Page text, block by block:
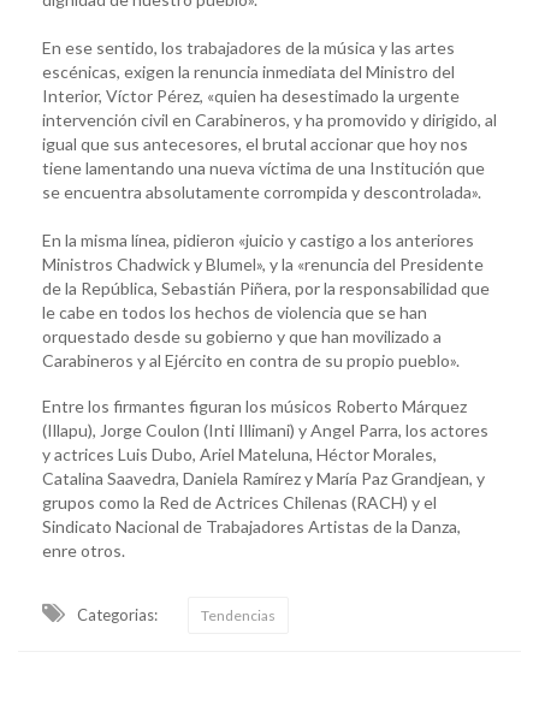
En ese sentido, los trabajadores de la música y las artes
escénicas, exigen la renuncia inmediata del Ministro del
Interior, Víctor Pérez, «quien ha desestimado la urgente
intervención civil en Carabineros, y ha promovido y dirigido, al
igual que sus antecesores, el brutal accionar que hoy nos
tiene lamentando una nueva víctima de una Institución que
se encuentra absolutamente corrompida y descontrolada».
En la misma línea, pidieron «juicio y castigo a los anteriores
Ministros Chadwick y Blumel», y la «renuncia del Presidente
de la República, Sebastián Piñera, por la responsabilidad que
le cabe en todos los hechos de violencia que se han
orquestado desde su gobierno y que han movilizado a
Carabineros y al Ejército en contra de su propio pueblo».
Entre los firmantes figuran los músicos Roberto Márquez
(Illapu), Jorge Coulon (Inti Illimani) y Angel Parra, los actores
y actrices Luis Dubo, Ariel Mateluna, Héctor Morales,
Catalina Saavedra, Daniela Ramírez y María Paz Grandjean, y
grupos como la Red de Actrices Chilenas (RACH) y el
Sindicato Nacional de Trabajadores Artistas de la Danza,
enre otros.
Categorias: Tendencias